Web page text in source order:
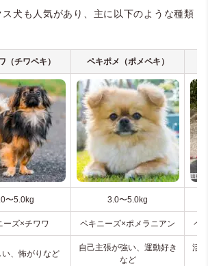
々丸⭐️茶々丸）
犬も人気があり、主に以下のような種類
（チワペキ） ペキポメ（ポメペキ）
〜5.0kg 3.0〜5.0kg
ーズ×チワワ ペキニーズ×ポメラニアン ペ
い、怖がりなど
自己主張が強い、運動好き
など
活